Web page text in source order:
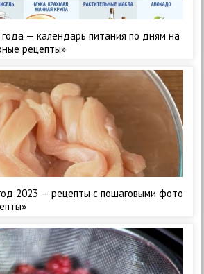
— календарь питания по дням на
рецепты»
2023 — рецепты с пошаговыми фото